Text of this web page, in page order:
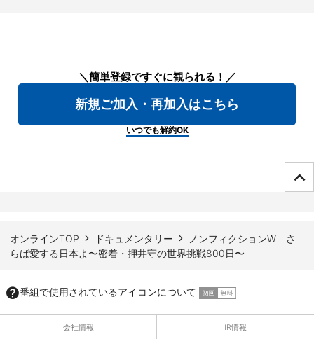
＼簡単登録ですぐに観られる！／
新規ご加入・再加入はこちら
いつでも解約OK
オンラインTOP ドキュメンタリー
ノンフィクションW さ
らば愛する日本よ〜密着・押井守の世界挑戦800日〜
番組で使用されているアイコンについて
会社情報 IR情報